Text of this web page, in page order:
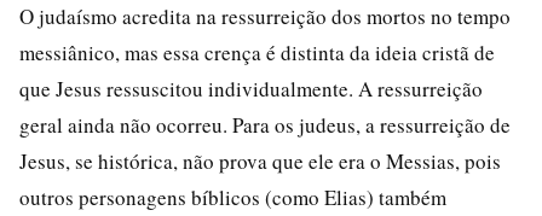
O judaísmo acredita na ressurreição dos mortos no tempo
messiânico, mas essa crença é distinta da ideia cristã de
que Jesus ressuscitou individualmente. A ressurreição
geral ainda não ocorreu. Para os judeus, a ressurreição de
Jesus, se histórica, não prova que ele era o Messias, pois
outros personagens bíblicos (como Elias) também